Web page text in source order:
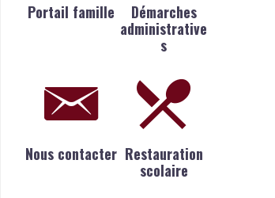
Portail famille
Démarches
administrative
s
Nous contacter Restauration
scolaire